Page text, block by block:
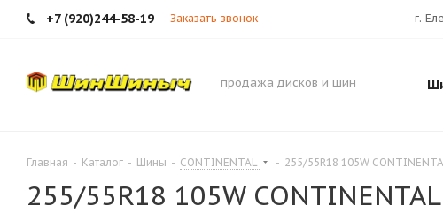
+7 (920)244-58-19 Заказать звонок г.
продажа дисков и шин
Главная - Каталог - Шины - CONTINENTAL - 255/55R18 105W
255/55R18 105W